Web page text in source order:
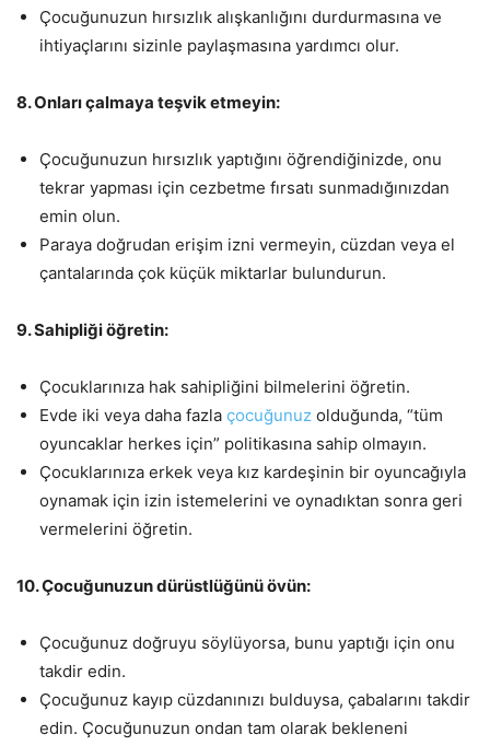
Çocuğunuzun hırsızlık alışkanlığını durdurmasına ve
ihtiyaçlarını sizinle paylaşmasına yardımcı olur.
8. Onları çalmaya teşvik etmeyin:
Çocuğunuzun hırsızlık yaptığını öğrendiğinizde, onu
tekrar yapması için cezbetme fırsatı sunmadığınızdan
emin olun.
Paraya doğrudan erişim izni vermeyin, cüzdan veya el
çantalarında çok küçük miktarlar bulundurun.
9. Sahipliği öğretin:
Çocuklarınıza hak sahipliğini bilmelerini öğretin.
Evde iki veya daha fazla çocuğunuz olduğunda, “tüm
oyuncaklar herkes için” politikasına sahip olmayın.
Çocuklarınıza erkek veya kız kardeşinin bir oyuncağıyla
oynamak için izin istemelerini ve oynadıktan sonra geri
vermelerini öğretin.
10. Çocuğunuzun dürüstlüğünü övün:
Çocuğunuz doğruyu söylüyorsa, bunu yaptığı için onu
takdir edin.
Çocuğunuz kayıp cüzdanınızı bulduysa, çabalarını takdir
edin. Çocuğunuzun ondan tam olarak bekleneni